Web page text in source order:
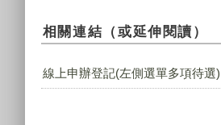
相關連結（或延伸閱讀）
線上申辦登記(左側選單多項待選)